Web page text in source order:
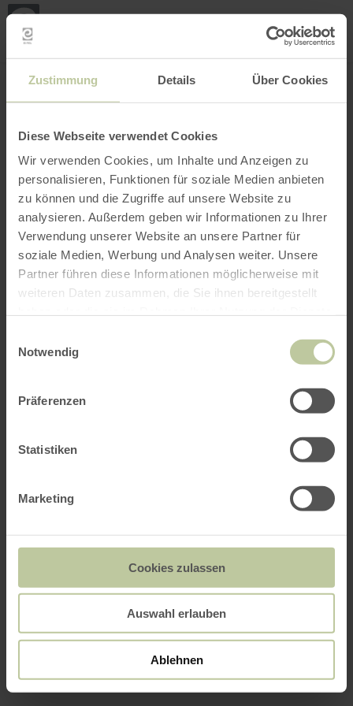
Zustimmung Details Über Cookies
Diese Webseite verwendet Cookies
Wir verwenden Cookies, um Inhalte und Anzeigen zu
personalisieren, Funktionen für soziale Medien anbieten
zu können und die Zugriffe auf unsere Website zu
analysieren. Außerdem geben wir Informationen zu Ihrer
Verwendung unserer Website an unsere Partner für
soziale Medien, Werbung und Analysen weiter. Unsere
Partner führen diese Informationen möglicherweise mit
weiteren Daten zusammen, die Sie ihnen bereitgestellt
Notwendig
Präferenzen
Statistiken
Marketing
Cookies zulassen
Auswahl erlauben
Ablehnen
INTERACTIEVE KAART
Mijn
Filter openen